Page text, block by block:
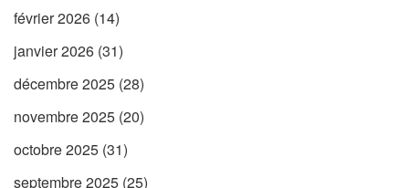
février 2026 (14)
janvier 2026 (31)
décembre 2025 (28)
novembre 2025 (20)
octobre 2025 (31)
septembre 2025 (25)